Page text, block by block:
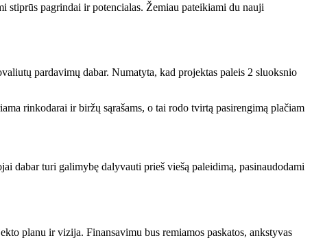
pagrindai ir potencialas. Žemiau pateikiami du nauji
pardavimų dabar. Numatyta, kad projektas paleis 2 sluoksnio
rinkodarai ir biržų sąrašams, o tai rodo tvirtą pasirengimą plačiam
dabar turi galimybę dalyvauti prieš viešą paleidimą, pasinaudodami
planu ir vizija. Finansavimu bus remiamos paskatos, ankstyvas